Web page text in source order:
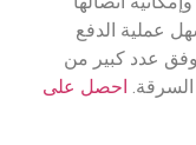
عملية الدفع
وفق عدد كبير من
احصل على